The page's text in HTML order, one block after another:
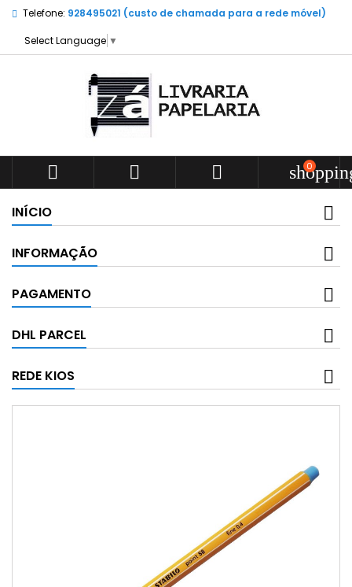
Telefone: 928495021 (custo de chamada para a rede móvel)
Select Language ▼
   0
INÍCIO
INFORMAÇÃO
PAGAMENTO
DHL PARCEL
REDE KIOS